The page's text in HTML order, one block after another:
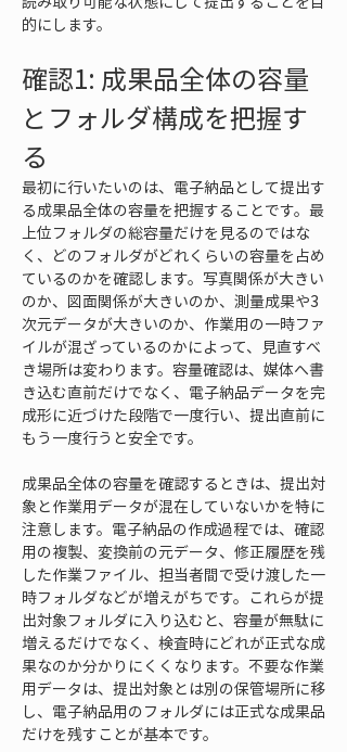
的にします。
確認1: 成果品全体の容量
とフォルダ構成を把握す
る
最初に行いたいのは、電子納品として提出す
る成果品全体の容量を把握することです。最
上位フォルダの総容量だけを見るのではな
く、どのフォルダがどれくらいの容量を占め
ているのかを確認します。写真関係が大きい
のか、図面関係が大きいのか、測量成果や3
次元データが大きいのか、作業用の一時ファ
イルが混ざっているのかによって、見直すべ
き場所は変わります。容量確認は、媒体へ書
き込む直前だけでなく、電子納品データを完
成形に近づけた段階で一度行い、提出直前に
もう一度行うと安全です。
成果品全体の容量を確認するときは、提出対
象と作業用データが混在していないかを特に
注意します。電子納品の作成過程では、確認
用の複製、変換前の元データ、修正履歴を残
した作業ファイル、担当者間で受け渡した一
時フォルダなどが増えがちです。これらが提
出対象フォルダに入り込むと、容量が無駄に
増えるだけでなく、検査時にどれが正式な成
果なのか分かりにくくなります。不要な作業
用データは、提出対象とは別の保管場所に移
し、電子納品用のフォルダには正式な成果品
だけを残すことが基本です。